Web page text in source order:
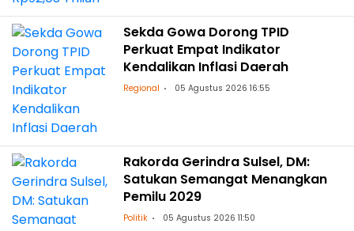
Sekda Gowa Dorong TPID
Perkuat Empat Indikator
Kendalikan Inflasi Daerah
Regional 05 Agustus 2026 16:55
Rakorda Gerindra Sulsel, DM:
Satukan Semangat Menangkan
Pemilu 2029
Politik 05 Agustus 2026 11:50